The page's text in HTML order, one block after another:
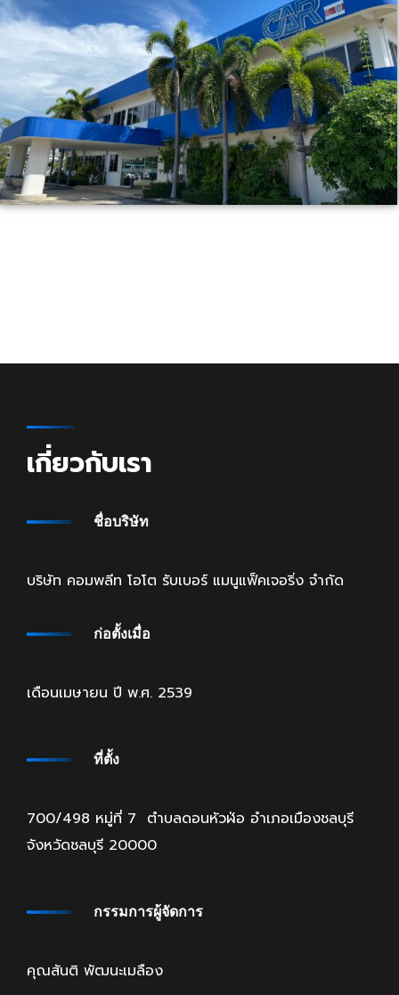
เกี่ยวกับเรา
ชื่อบริษัท
บริษัท คอมพลีท โอโต รับเบอร์ แมนูแฟ็คเจอริ่ง จำกัด
ก่อตั้งเมื่อ
เดือนเมษายน ปี พ.ศ. 2539
ที่ตั้ง
700/498 หมู่ที่ 7 ตำบลดอนหัวฬ่อ อำเภอเมืองชลบุรี
จังหวัดชลบุรี 20000
กรรมการผู้จัดการ
คุณสันติ พัฒนะเมลือง